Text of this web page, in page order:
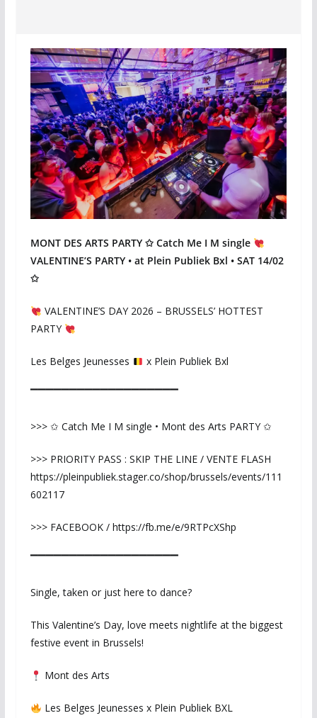
MONT DES ARTS PARTY ✩ Catch Me I M single
VALENTINE’S PARTY • at Plein Publiek Bxl • SAT 14/02
✩
VALENTINE’S DAY 2026 – BRUSSELS’ HOTTEST
PARTY
Les Belges Jeunesses x Plein Publiek Bxl
▔▔▔▔▔▔▔▔▔▔▔▔▔▔▔▔▔▔▔
>>> ✩ Catch Me I M single • Mont des Arts PARTY ✩
>>> PRIORITY PASS : SKIP THE LINE / VENTE FLASH
https://pleinpubliek.stager.co/shop/brussels/events/111
602117
>>> FACEBOOK / https://fb.me/e/9RTPcXShp
▔▔▔▔▔▔▔▔▔▔▔▔▔▔▔▔▔▔▔
Single, taken or just here to dance?
This Valentine’s Day, love meets nightlife at the biggest
festive event in Brussels!
Mont des Arts
Les Belges Jeunesses x Plein Publiek BXL